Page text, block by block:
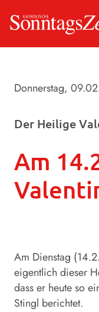
Donnerstag,
Der Heilige
Am
Am Dienstag
eigentlich dieser
dass er heute so
Stingl berichtet.